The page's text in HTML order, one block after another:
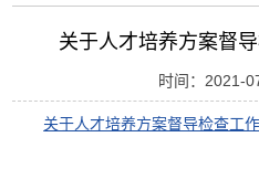
关于人才培养方案督
时间：2021-
关于人才培养方案督导检查工